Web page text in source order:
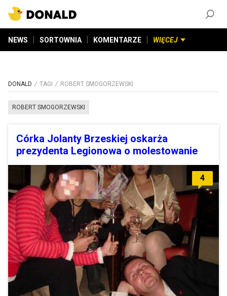
NEWS SORTOWNIA KOMENTARZE WIĘCEJ
DONALD TAGI ROBERT SMOGORZEWSKI
ROBERT SMOGORZEWSKI
Córka Jolanty Brzeskiej oskarża
prezydenta Legionowa o molestowanie
4